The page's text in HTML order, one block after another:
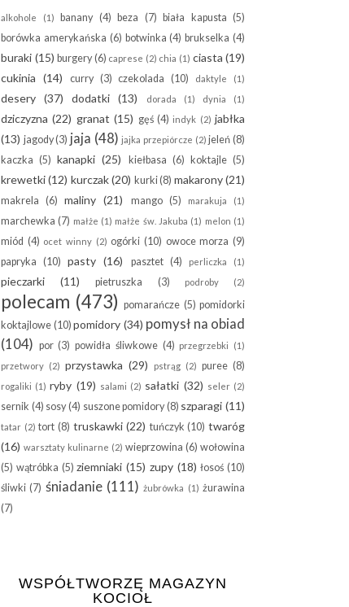
alkohole (1) banany (4) beza (7) biała kapusta (5)
borówka amerykańska (6) botwinka (4) brukselka (4)
buraki (15) burgery(6) caprese (2) chia (1) ciasta (19)
cukinia (14) curry (3) czekolada (10) daktyle (1)
desery (37) dodatki (13) dorada (1) dynia (1)
dziczyzna (22) granat (15) gęś (4) indyk (2) jabłka
(13) jagody(3) jaja (48) jajka przepiórcze (2) jeleń (8)
kaczka (5) kanapki (25) kiełbasa (6) koktajle (5)
krewetki (12) kurczak (20) kurki(8) makarony (21)
makrela (6) maliny (21) mango (5) marakuja (1)
marchewka (7) małże (1) małże św. Jakuba (1) melon (1)
miód (4) ocet winny (2) ogórki (10) owoce morza (9)
papryka
(10) pasty (16) pasztet (4) perliczka (1)
pieczarki (11) pietruszka (3) podroby (2)
polecam (473) pomarańcze (5) pomidorki
koktajlowe (10) pomidory (34) pomysł na obiad
(104) por (3) powidła śliwkowe (4) przegrzebki
(1)
przetwory (2) przystawka (29) pstrąg (2) puree (8)
rogaliki (1) ryby (19) salami (2) sałatki (32) seler (2)
sernik (4) sosy(4) suszone pomidory(8) szparagi (11)
tatar (2) tort (8) truskawki (22) tuńczyk (10) twaróg
(16) warsztaty kulinarne (2) wieprzowina (6) wołowina
(5) wątróbka (5) ziemniaki (15) zupy (18) łosoś (10)
śliwki (7) śniadanie (111) żubrówka (1) żurawina
(7)
WSPÓŁTWORZĘ MAGAZYN
KOCIOŁ